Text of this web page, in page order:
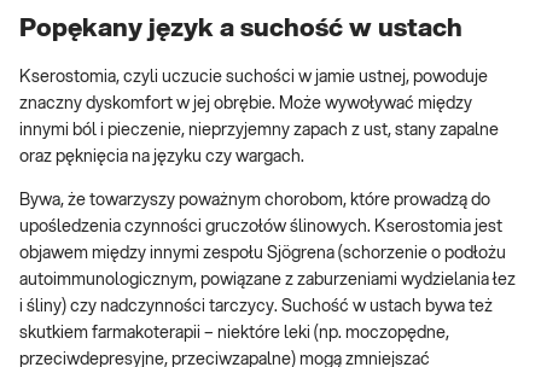
Popękany język a suchość w ustach
Kserostomia, czyli uczucie suchości w jamie ustnej, powoduje
znaczny dyskomfort w jej obrębie. Może wywoływać między
innymi ból i pieczenie, nieprzyjemny zapach z ust, stany zapalne
oraz pęknięcia na języku czy wargach.
Bywa, że towarzyszy poważnym chorobom, które prowadzą do
upośledzenia czynności gruczołów ślinowych. Kserostomia jest
objawem między innymi zespołu Sjögrena (schorzenie o podłożu
autoimmunologicznym, powiązane z zaburzeniami wydzielania łez
i śliny) czy nadczynności tarczycy. Suchość w ustach bywa też
skutkiem farmakoterapii – niektóre leki (np. moczopędne,
przeciwdepresyjne, przeciwzapalne) mogą zmniejszać